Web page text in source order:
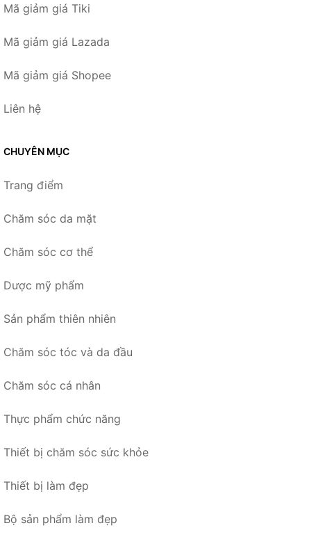
Mã giảm giá Tiki
Mã giảm giá Lazada
Mã giảm giá Shopee
Liên hệ
CHUYÊN MỤC
Trang điểm
Chăm sóc da mặt
Chăm sóc cơ thể
Dược mỹ phẩm
Sản phẩm thiên nhiên
Chăm sóc tóc và da đầu
Chăm sóc cá nhân
Thực phẩm chức năng
Thiết bị chăm sóc sức khỏe
Thiết bị làm đẹp
Bộ sản phẩm làm đẹp